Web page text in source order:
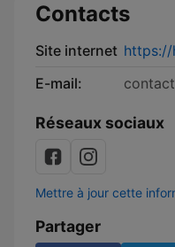
Contacts
Site internet https://
E-mail:
Réseaux sociaux
Mettre à jour cette
Partager